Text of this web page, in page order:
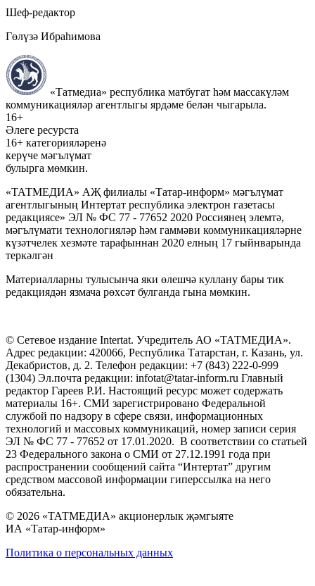
Шеф-редактор
Гөлүзә Ибраһимова
«Татмедиа» республика матбугат һәм массакүләм
коммуникацияләр агентлыгы ярдәме белән чыгарыла.
16+
Әлеге ресурста
16+ категорияләренә
керүче мәгълүмат
булырга мөмкин.
«ТАТМЕДИА» АҖ филиалы «Татар-информ» мәгълүмат
агентлыгының Интертат республика электрон газетасы
редакциясе» ЭЛ № ФС 77 - 77652 2020 Россиянең элемтә,
мәгълүмати технологияләр һәм гаммәви коммуникацияләрне
күзәтчелек хезмәте тарафыннан 2020 елның 17 гыйнварында
теркәлгән
Материалларны тулысынча яки өлешчә куллану бары тик
редакциядән язмача рөхсәт булганда гына мөмкин.
© Сетевое издание Intertat. Учредитель АО «ТАТМЕДИА».
Адрес редакции: 420066, Республика Татарстан, г. Казань, ул.
Декабристов, д. 2. Телефон редакции: +7 (843) 222-0-999
(1304) Эл.почта редакции: infotat@tatar-inform.ru Главный
редактор Гареев Р.И. Настоящий ресурс может содержать
материалы 16+. СМИ зарегистрировано Федеральной
службой по надзору в сфере связи, информационных
технологий и массовых коммуникаций, номер записи серия
ЭЛ № ФС 77 - 77652 от 17.01.2020. В соответствии со статьей
23 Федерального закона о СМИ от 27.12.1991 года при
распространении сообщений сайта “Интертат” другим
средством массовой информации гиперссылка на него
обязательна.
© 2026 «ТАТМЕДИА» акционерлык җәмгыяте
ИА «Татар-информ»
Политика о персональных данных